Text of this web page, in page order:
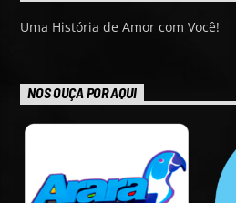
Uma História de Amor com Você!
NOS OUÇA POR AQUI